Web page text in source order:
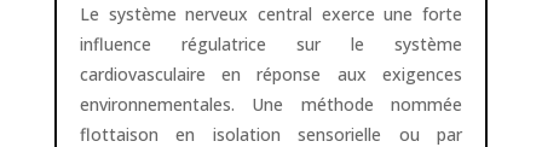
Le système nerveux central exerce une forte
influence régulatrice sur le système
cardiovasculaire en réponse aux exigences
environnementales. Une méthode nommée
flottaison en isolation sensorielle ou par